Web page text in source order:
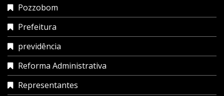
Pozzobom
Prefeitura
previdência
Reforma Administrativa
Representantes